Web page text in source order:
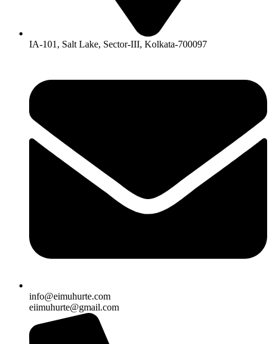
IA-101, Salt Lake, Sector-III, Kolkata-700097
info@eimuhurte.com
eiimuhurte@gmail.com